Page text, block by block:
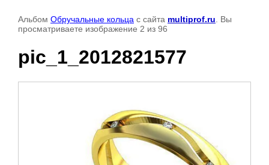
Альбом Обручальные кольца с сайта multiprof.ru . Вы
просматриваете изображение 2 из 96
pic_1_2012821577